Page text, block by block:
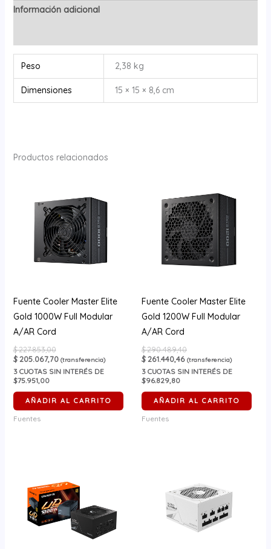
Información adicional
Peso 2,38 kg
Dimensiones 15 × 15 × 8,6 cm
Productos relacionados
Fuente Cooler Master Elite
Gold 1000W Full Modular
A/AR Cord
$227.853,00
$205.067,70 (transferencia)
3CUOTAS SIN INTERÉS DE
$75.951,00
AÑADIR AL CARRITO
Fuentes
Fuente Cooler Master Elite
Gold 1200W Full Modular
A/AR Cord
$290.489,40
$261.440,46 (transferencia)
3 CUOTAS SIN INTERÉS DE
$96.829,80
AÑADIR AL CARRITO
Fuentes